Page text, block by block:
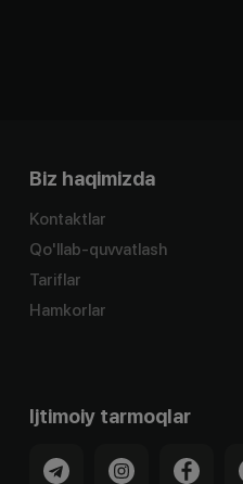
Biz haqimizda
Kontaktlar
Qo'llab-quvvatlash
Tariflar
Hamkorlar
Ijtimoiy tarmoqlar